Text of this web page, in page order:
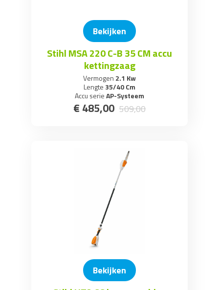
Bekijken
Stihl MSA 220 C-B 35 CM accu
kettingzaag
Vermogen 2.1 Kw
Lengte 35/40 Cm
Accu serieAP-Systeem
€ 485,00 509,00
Bekijken